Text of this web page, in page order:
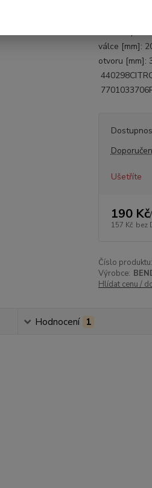
Informace o
zadní
válce [mm]:
otvoru [mm]:
Ušetříte
190 Kč/
157 Kč bez
Číslo produktu:
Výrobce:
Hlídat cenu /
Hodnocení 1